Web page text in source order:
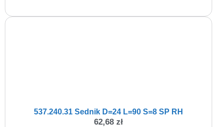
537.240.31 Sednik D=24 L=90 S=8 SP RH
62,68 zł